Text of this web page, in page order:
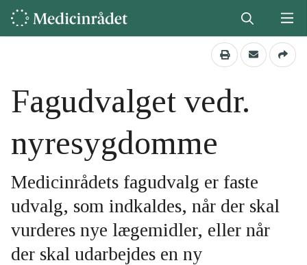
Fagudvalget vedr.
nyresygdomme
Medicinrådets fagudvalg er faste
udvalg, som indkaldes, når der skal
vurderes nye lægemidler, eller når
der skal udarbejdes en ny